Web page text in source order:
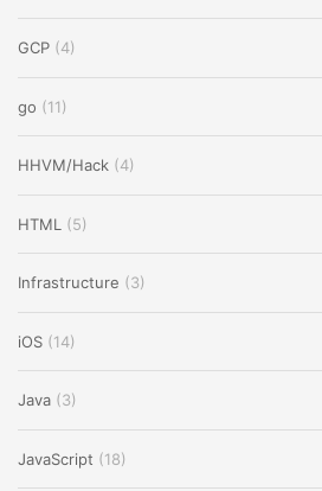
GCP (4)
go (11)
HHVM/Hack (4)
HTML (5)
Infrastructure (3)
iOS (14)
Java (3)
JavaScript (18)